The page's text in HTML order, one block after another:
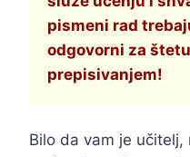
pismeni rad
odgovorni za
prepisivanjem!
Bilo da vam je